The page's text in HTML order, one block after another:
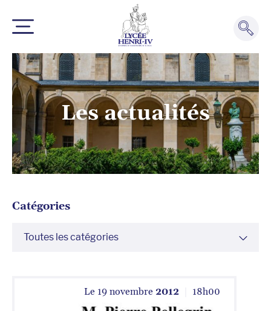
Les actualités
Catégories
Toutes les catégories
Le 19 novembre 2012 18h00